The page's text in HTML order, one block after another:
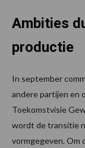
Ambities
productie
In september
andere partijen en
Toekomstvisie
wordt de transitie
vormgegeven. Om